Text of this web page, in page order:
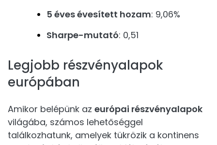
5 éves évesített hozam: 9,06%
Sharpe-mutató: 0,51
Legjobb részvényalapok
európában
Amikor belépünk az európai részvényalapok
világába, számos lehetőséggel
találkozhatunk, amelyek tükrözik a kontinens